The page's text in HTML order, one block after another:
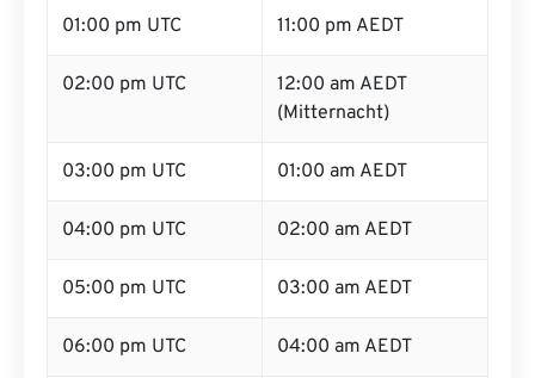
01:00 pm UTC 11:00 pm AEDT
02:00 pm UTC
12:00 am AEDT
(Mitternacht)
03:00 pm UTC 01:00 am AEDT
04:00 pm UTC 02:00 am AEDT
05:00 pm UTC 03:00 am AEDT
06:00 pm UTC 04:00 am AEDT